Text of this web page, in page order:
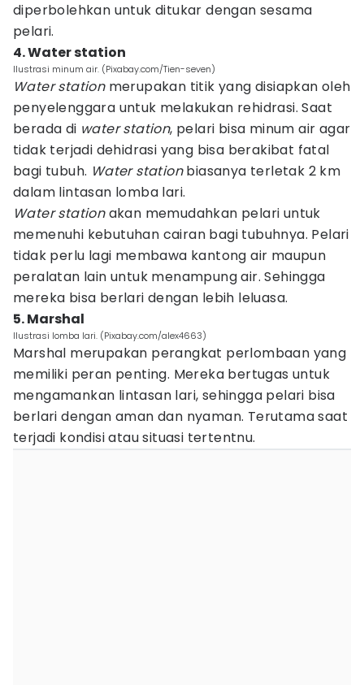
diperbolehkan untuk ditukar dengan sesama
pelari.
4. Water station
Ilustrasi minum air. (Pixabay.com/Tien-seven)
Water stationmerupakan titik yang disiapkan oleh
penyelenggara untuk melakukan rehidrasi. Saat
berada di water station, pelari bisa minum air agar
tidak terjadi dehidrasi yang bisa berakibat fatal
bagi tubuh. Water stationbiasanya terletak 2 km
dalam lintasan lomba lari.
Water stationakan memudahkan pelari untuk
memenuhi kebutuhan cairan bagi tubuhnya. Pelari
tidak perlu lagi membawa kantong air maupun
peralatan lain untuk menampung air. Sehingga
mereka bisa berlari dengan lebih leluasa.
5. Marshal
Ilustrasi lomba lari. (Pixabay.com/alex4663)
Marshal merupakan perangkat perlombaan yang
memiliki peran penting. Mereka bertugas untuk
mengamankan lintasan lari, sehingga pelari bisa
berlari dengan aman dan nyaman. Terutama saat
terjadi kondisi atau situasi tertentnu.